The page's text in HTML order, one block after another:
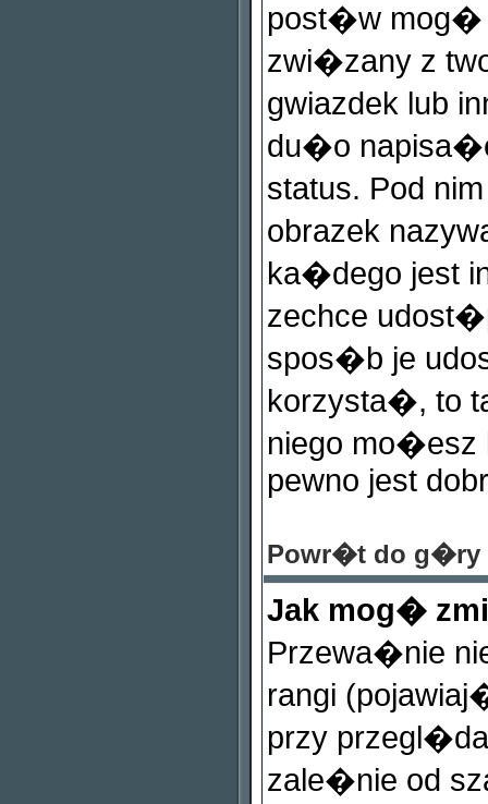
post�w mog�
zwi�zany z
gwiazdek lub
du�o
status. Pod
obrazek
ka�dego jest
zechce
spos�b je
korzysta�, to
niego mo�esz
pewno jest
Powr�t do g�ry
Jak mog�
Przewa�nie
rangi
przy
zale�nie od